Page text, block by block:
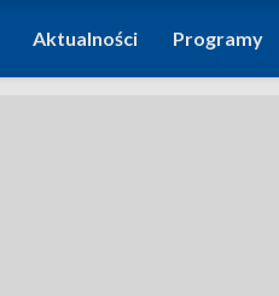
Aktualności Programy